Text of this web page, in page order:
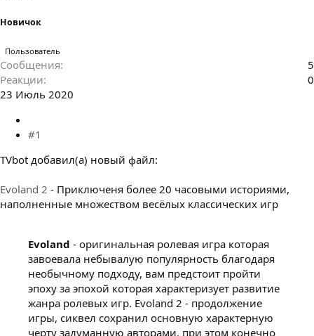
Новичок
Пользователь
Сообщения
5
Реакции
0
23 Июль 2020
#1
TVbot добавил(а) новый файл:
Evoland 2 - Приключеня более 20 часовыми историями,
наполненные множеством весёлых классических игр
Evoland - оригинальная ролевая игра которая
завоевала небывалую популярность благодаря
необычному подходу, вам предстоит пройти
эпоху за эпохой которая характеризует развитие
жанра ролевых игр. Evoland 2 - продолжение
игры, сиквел сохранил основную характерную
черту задуманную авторами, при этом конечно